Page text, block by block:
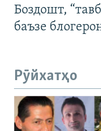
Боздошт,
баъзе
Рӯйхатҳо